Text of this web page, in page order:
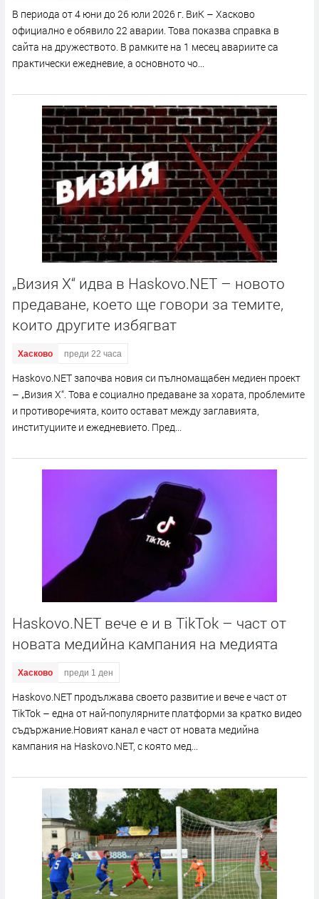
В периода от 4 юни до 26 юли 2026 г. ВиК – Хасково
официално е обявило 22 аварии. Това показва справка в
сайта на дружеството. В рамките на 1 месец авариите са
практически ежедневие, а основното чо...
„Визия Х“ идва в Haskovo.NET – новото
предаване, което ще говори за темите,
които другите избягват
Хасково преди 22 часа
Haskovo.NET започва новия си пълномащабен медиен проект
– „Визия Х“. Това е социално предаване за хората, проблемите
и противоречията, които остават между заглавията,
институциите и ежедневието. Пред...
Haskovo.NET вече е и в TikTok – част от
новата медийна кампания на медията
Хасково преди 1 ден
Haskovo.NET продължава своето развитие и вече е част от
TikTok – една от най-популярните платформи за кратко видео
съдържание.Новият канал е част от новата медийна
кампания на Haskovo.NET, с която мед...